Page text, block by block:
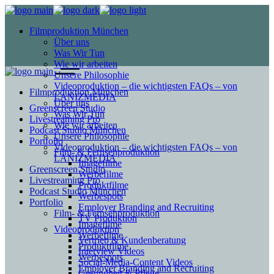
Filmproduktion München
Über uns
Was Wir Tun
Wie wir arbeiten
Unsere Philosophie
Videoproduktion – die wichtigsten FAQs – von
LANIZMEDIA
Greenscreen Studio
Livestreaming Pro
Podcast Studio München
Portfolio
Film- & Fernsehproduktion
Imagefilme
Werbefilme
Produktfilme
Werbespots
Employer Branding and Recruiting
TV Produktion
Videoproduktion
Vertrieb & Kundenberatung
Interview Videos
Social-Media-Content Videos
Filmproduktion München
Über uns
Was Wir Tun
Wie wir arbeiten
Unsere Philosophie
Videoproduktion – die wichtigsten FAQs – von
LANIZMEDIA
Greenscreen Studio
Livestreaming Pro
Podcast Studio München
Portfolio
Film- & Fernsehproduktion
Imagefilme
Werbefilme
Produktfilme
Werbespots
Employer Branding and Recruiting